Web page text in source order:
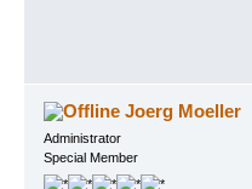
Joerg Moeller
Administrator
Special Member